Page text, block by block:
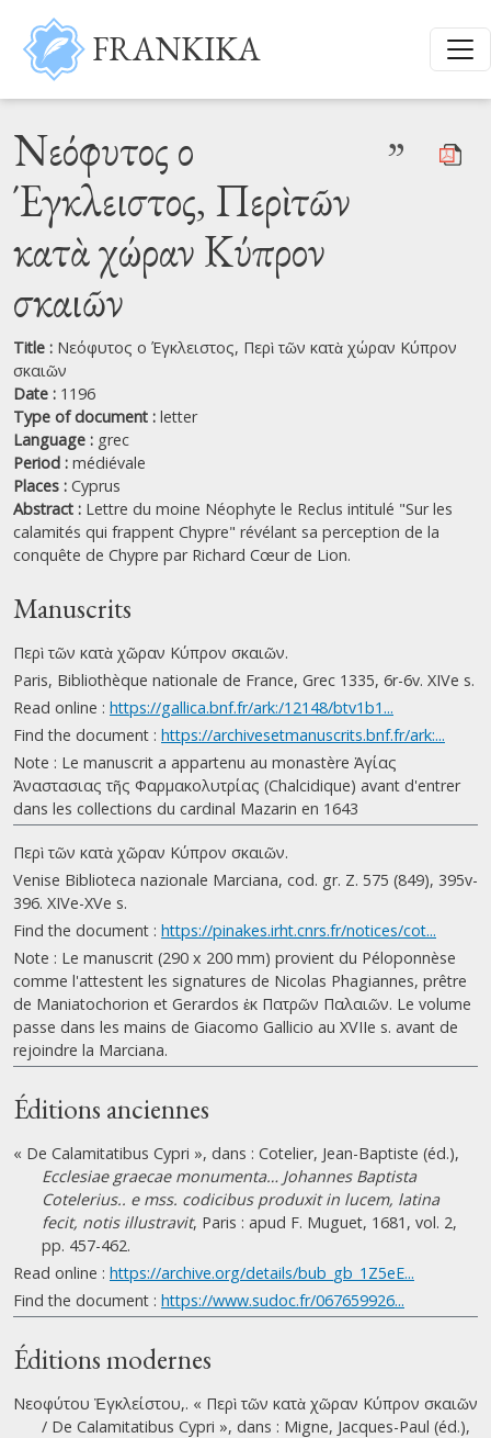
Skip to main content
FRANKIKA
Νεόφυτος ο
Έγκλειστος, Περὶ τῶν
κατὰ χώραν Κύπρον
σκαιῶν
”
Title : Νεόφυτος ο Έγκλειστος, Περὶ τῶν κατὰ χώραν Κύπρον
σκαιῶν
Date : 1196
Type of document : letter
Language : grec
Period : médiévale
Places : Cyprus
Abstract : Lettre du moine Néophyte le Reclus intitulé "Sur les
calamités qui frappent Chypre" révélant sa perception de la
conquête de Chypre par Richard Cœur de Lion.
Manuscrits
Περὶ τῶν κατὰ χῶραν Κύπρον σκαιῶν.
Paris, Bibliothèque nationale de France, Grec 1335, 6r-6v. XIVe s.
Read online : https://gallica.bnf.fr/ark:/12148/btv1b1...
Find the document : https://archivesetmanuscrits.bnf.fr/ark:...
Note : Le manuscrit a appartenu au monastère Ἁγίας
Ἀναστασιας τῆς Φαρμακολυτρίας (Chalcidique) avant d'entrer
dans les collections du cardinal Mazarin en 1643
Περὶ τῶν κατὰ χῶραν Κύπρον σκαιῶν.
Venise Biblioteca nazionale Marciana, cod. gr. Z. 575 (849), 395v-
396. XIVe-XVe s.
Find the document : https://pinakes.irht.cnrs.fr/notices/cot...
Note : Le manuscrit (290 x 200 mm) provient du Péloponnèse
comme l'attestent les signatures de Nicolas Phagiannes, prêtre
de Maniatochorion et Gerardos ἐκ Πατρῶν Παλαιῶν. Le volume
passe dans les mains de Giacomo Gallicio au XVIIe s. avant de
rejoindre la Marciana.
Éditions anciennes
« De Calamitatibus Cypri », dans : Cotelier, Jean-Baptiste (éd.),
Ecclesiae graecae monumenta… Johannes Baptista
Cotelerius.. e mss. codicibus produxit in lucem, latina
fecit, notis illustravit, Paris : apud F. Muguet, 1681, vol. 2,
pp. 457-462.
Read online : https://archive.org/details/bub_gb_1Z5eE...
Find the document : https://www.sudoc.fr/067659926...
Éditions modernes
Νεοφύτου Ἐγκλείστου,. « Περὶ τῶν κατὰ χῶραν Κύπρον σκαιῶν
/ De Calamitatibus Cypri », dans : Migne, Jacques-Paul (éd.),